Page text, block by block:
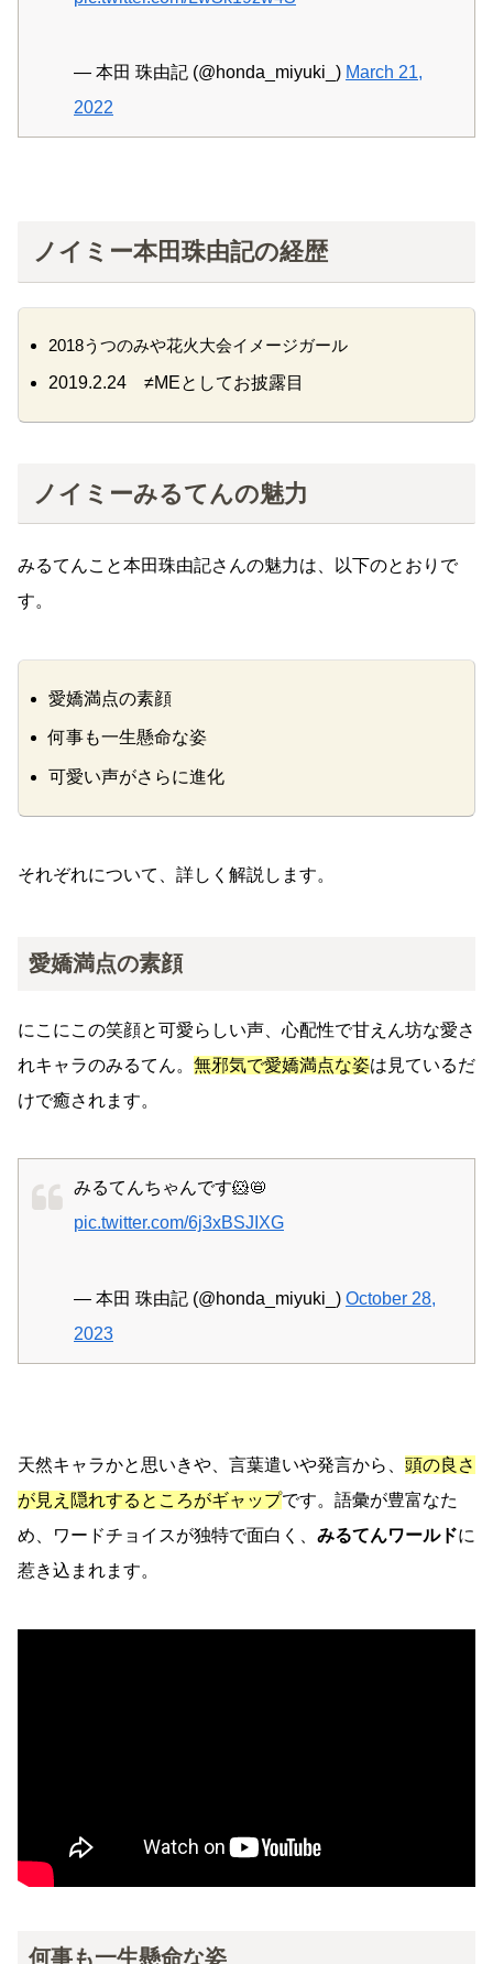
— 本田 珠由記 (@honda_miyuki_) March 21,
2022
ノイミー本田珠由記の経歴
2018うつのみや花火大会イメージガール
2019.2.24 ≠MEとしてお披露目
ノイミーみるてんの魅力
みるてんこと本田珠由記さんの魅力は、以下のとおりで
す。
愛嬌満点の素顔
何事も一生懸命な姿
可愛い声がさらに進化
それぞれについて、詳しく解説します。
愛嬌満点の素顔
にこにこの笑顔と可愛らしい声、心配性で甘えん坊な愛さ
れキャラのみるてん。 無邪気で愛嬌満点な姿は見ているだ
けで癒されます。
みるてんちゃんです🐹📛
pic.twitter.com/6j3xBSJIXG
— 本田 珠由記 (@honda_miyuki_) October 28,
2023
天然キャラかと思いきや、言葉遣いや発言から、 頭の良さ
が見え隠れするところがギャップです。語彙が豊富なた
め、ワードチョイスが独特で面白く、 みるてんワールドに
惹き込まれます。
何事も一生懸命な姿